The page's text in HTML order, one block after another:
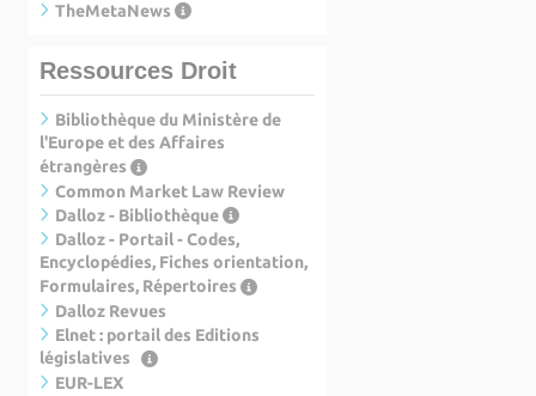
TheMetaNews
Ressources Droit
Bibliothèque du Ministère de
l'Europe et des Affaires
étrangères
Common Market Law Review
Dalloz - Bibliothèque
Dalloz - Portail - Codes,
Encyclopédies, Fiches orientation,
Formulaires, Répertoires
Dalloz Revues
Elnet : portail des Editions
législatives
EUR-LEX